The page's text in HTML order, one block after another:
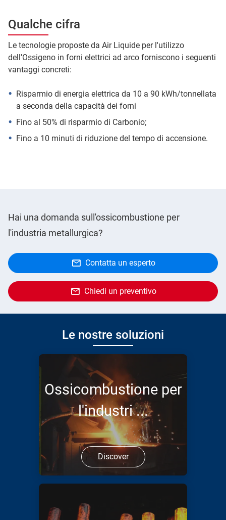
Qualche cifra
Le tecnologie proposte da Air Liquide per l'utilizzo
dell'Ossigeno in forni elettrici ad arco forniscono i seguenti
vantaggi concreti:
Risparmio di energia elettrica da 10 a 90 kWh/tonnellata
a seconda della capacità dei forni
Fino al 50% di risparmio di Carbonio;
Fino a 10 minuti di riduzione del tempo di accensione.
Hai una domanda sull'ossicombustione per
l'industria metallurgica?
Contatta un esperto
Chiedi un preventivo
Le nostre soluzioni
Ossicombustione per
l'industri ...
Discover